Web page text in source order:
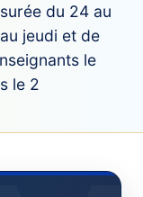
du 24 au
jeudi et de
le
le 2